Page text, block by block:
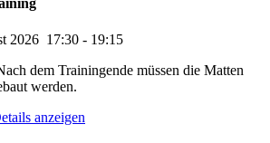
2026 17:30 - 19:15
dem Trainingende müssen die Matten
werden.
anzeigen